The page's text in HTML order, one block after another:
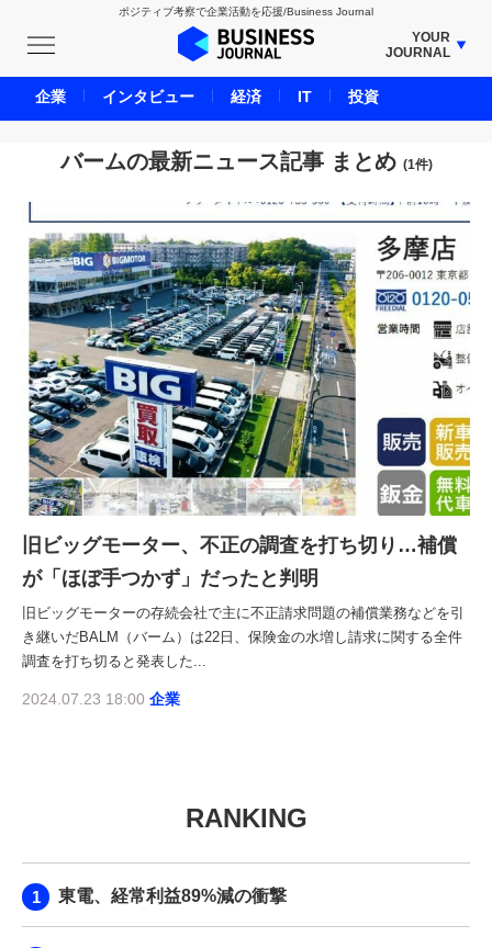
ポジティブ考察で企業活動を応援/Business Journal
YOUR
JOURNAL
BUSINESS JOURNAL
UNICORN JOURNAL
CARBON CREDITS JOURNAL
ENERGY MANAGEMENT JOURNAL
INBOUND JOURNAL
LIFE ENDING JOURNAL
AI JOURNAL
REAL ESTATE BROKERAGE JOURNAL
SMART MARKETING JOURNAL
BPaaS JOURNAL
ADOPTABLE DOG JOURNAL
バームの最新ニュース記事 まとめ (1件)
旧ビッグモーター、不正の調査を打ち切り…補償
が「ほぼ手つかず」だったと判明
旧ビッグモーターの存続会社で主に不正請求問題の補償業務などを引
き継いだBALM（バーム）は22日、保険金の水増し請求に関する全件
調査を打ち切ると発表した...
2024.07.23 18:00 企業
RANKING
東電、経常利益89%減の衝撃
企業 インタビュー 経済 IT 投資